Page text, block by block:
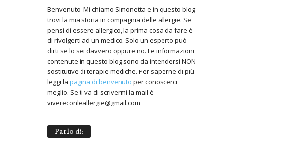
Benvenuto. Mi chiamo Simonetta e in questo blog
trovi la mia storia in compagnia delle allergie. Se
pensi di essere allergico, la prima cosa da fare è
di rivolgerti ad un medico. Solo un esperto può
dirti se lo sei davvero oppure no. Le informazioni
contenute in questo blog sono da intendersi NON
sostitutive di terapie mediche. Per saperne di più
leggi la pagina di benvenuto per conoscerci
meglio. Se ti va di scrivermi la mail è
vivereconleallergie@gmail.com
Parlo di: